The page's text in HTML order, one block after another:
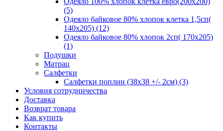
(5)
Одеяло байковое 80% хлопок клетка 1,5сп(
140х205) (12)
Одеяло байковое 80% хлопок 2сп( 170х205)
(1)
Подушки
Матрац
Салфетки
Салфетки поплин (38х38 +/- 2см) (3)
Условия сотрудничества
Доставка
Возврат товара
Как купить
Контакты